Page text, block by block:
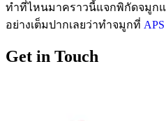
ทำที่ไหนมาคราวนี้แจกพิกัดจมูก
อย่างเต็มปากเลยว่าทำจมูกที่
Get in Touch